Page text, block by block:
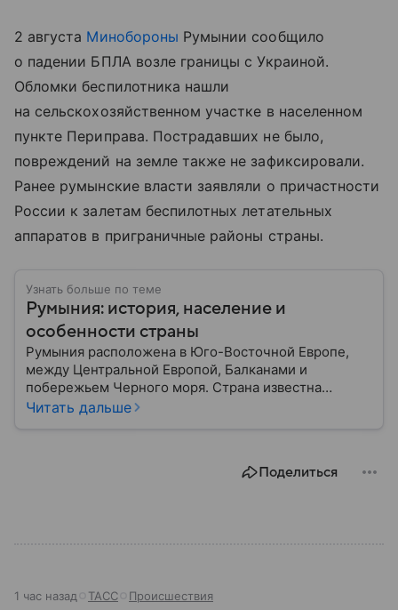
2 августа Минобороны Румынии сообщило
о падении БПЛА возле границы с Украиной.
Обломки беспилотника нашли
на сельскохозяйственном участке в населенном
пункте Периправа. Пострадавших не было,
повреждений на земле также не зафиксировали.
Ранее румынские власти заявляли о причастности
России к залетам беспилотных летательных
аппаратов в приграничные районы страны.
Узнать больше по теме
Румыния: история, население и
особенности страны
Румыния расположена в Юго-Восточной Европе,
между Центральной Европой, Балканами и
побережьем Черного моря. Страна известна
богатой историей, живописными Карпатскими
Читать дальше
Поделиться
1 час назад ТАСС Происшествия